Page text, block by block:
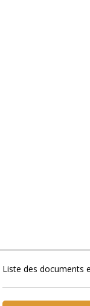
Liste des documents